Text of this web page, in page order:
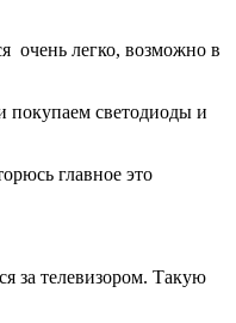
очень легко, возможно в
покупаем светодиоды и
главное это
за телевизором. Такую